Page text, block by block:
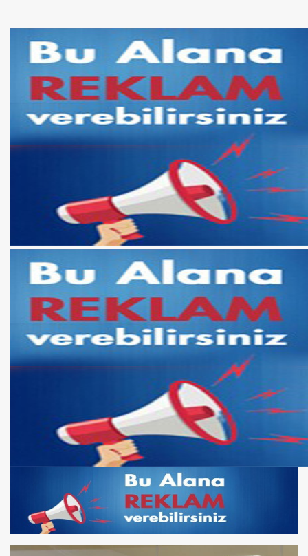
Şampiyon Melekleri Yaşatma
Derneği:Vicdanlarınız tutsak, kalemleriniz esir